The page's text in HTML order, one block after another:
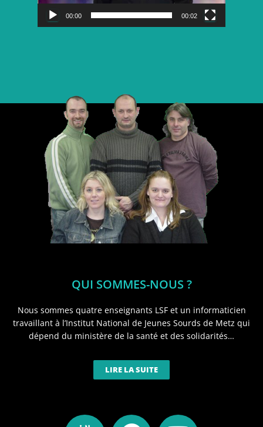
00:00 00:02
QUI SOMMES-NOUS ?
Nous sommes quatre enseignants LSF et un informaticien
travaillant à l’Institut National de Jeunes Sourds de Metz qui
dépend du ministère de la santé et des solidarités…
LIRE LA SUITE